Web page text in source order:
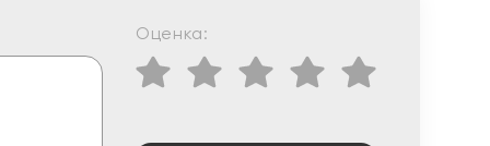
Оценка: